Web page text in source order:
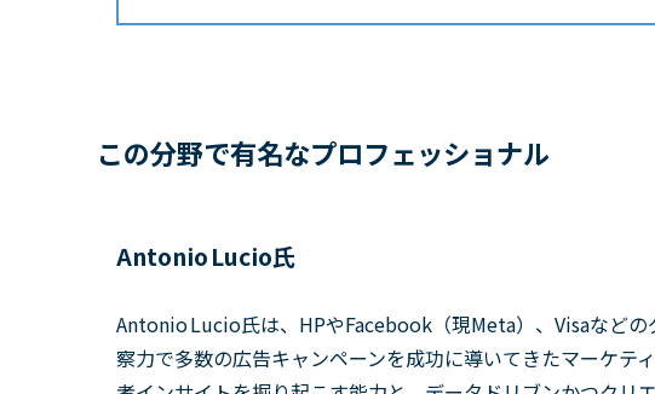
この分野で有名なプロフェッショナル
Antonio Lucio氏
Antonio Lucio氏は、HPやFacebook（現Meta）、Visaなど
察力で多数の広告キャンペーンを成功に導いてきたマーケテ